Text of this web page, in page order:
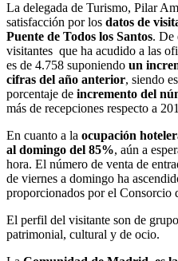
La delegada de Turismo, Pilar
satisfacción por los datos de
Puente de Todos los Santos. De
visitantes que ha acudido a las
es de 4.758 suponiendo un
cifras del año anterior, siendo
porcentaje de incremento del
más de recepciones respecto a
En cuanto a la ocupación
al domingo del 85%, aún a
hora. El número de venta de
de viernes a domingo ha
proporcionados por el Consorcio
El perfil del visitante son de
patrimonial, cultural y de ocio.